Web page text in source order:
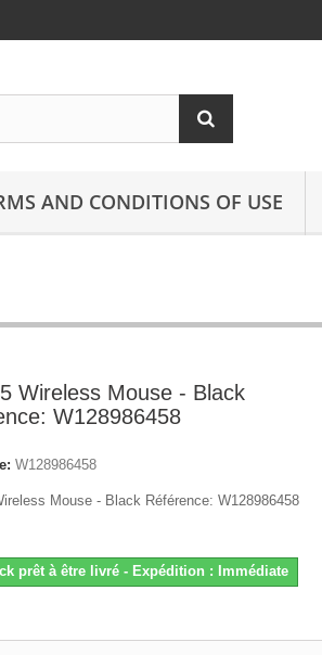
AND CONDITIONS OF USE
Wireless Mouse - Black
W128986458
W128986458
Mouse - Black Référence: W128986458
prêt à être livré - Expédition : Immédiate